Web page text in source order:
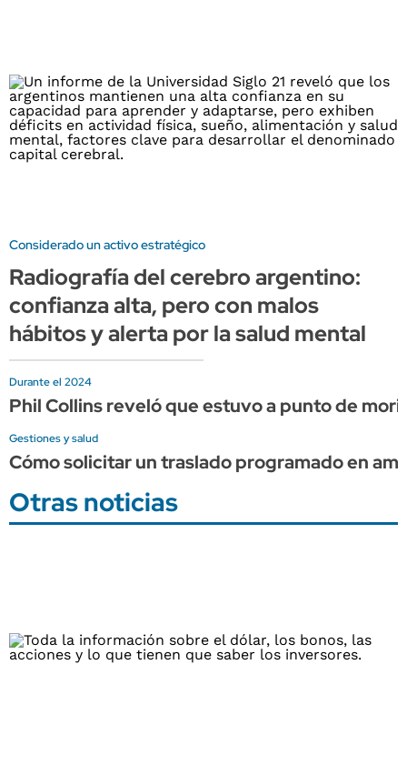
Considerado un activo estratégico
Radiografía del cerebro argentino:
confianza alta, pero con malos
hábitos y alerta por la salud mental
Durante el 2024
Phil Collins reveló que estuvo a punto de
Gestiones y salud
Cómo solicitar un traslado programado en
Otras noticias